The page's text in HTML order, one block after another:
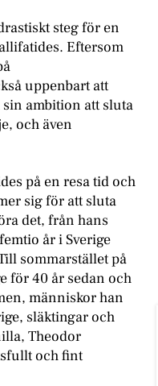
steg för en
Eftersom
uppenbart att
ambition att sluta
och även
på en resa tid och
sig för att sluta
det, från hans
år i Sverige
sommarstället på
för 40 år sedan och
människor han
släktingar och
Theodor
och fint